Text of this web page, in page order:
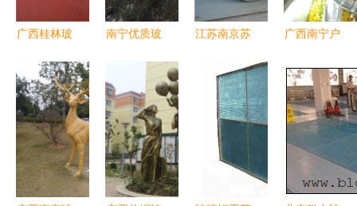
广西桂林玻
物雕塑 恒
创工艺铸就
乡村文化特
色与报价解
析
南宁优质玻
为您推荐广
西全省卓越
之选
江苏南京苏
钢夹砂管产
品展示及行
业动态——
以枣强县金
泰玻璃钢制
品厂为例，
广西南宁户
钢滑梯 专
业游乐设备
厂助力全区
儿童乐园升